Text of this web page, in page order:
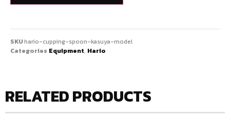
SKUhario-cupping-spoon-kasuya-model
Categories Equipment, Hario
RELATED PRODUCTS